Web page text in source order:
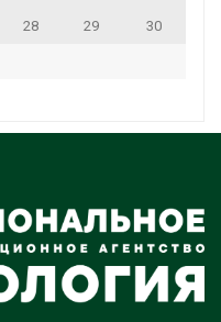
28 29 30